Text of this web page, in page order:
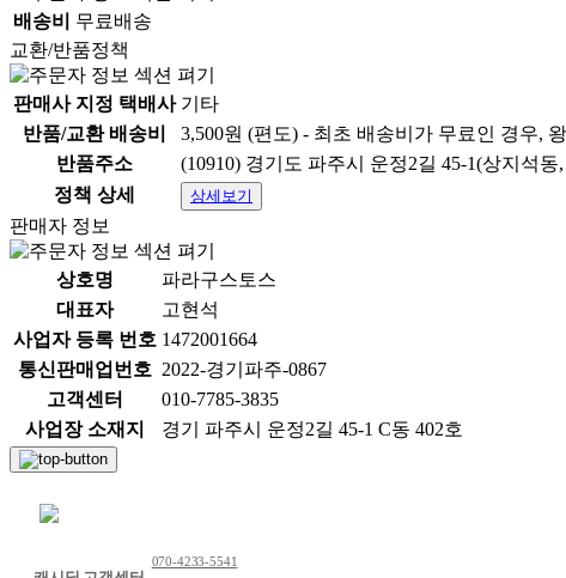
배송비
무료배송
교환/반품정책
판매사 지정 택배사 기타
반품/교환 배송비
3,500원 (편도) - 최초 배송비가 무료인 경우,
반품주소
(10910) 경기도 파주시 운정2길 45-1(상지석동
정책 상세
상세보기
판매자 정보
상호명
파라구스토스
대표자
고현석
사업자 등록 번호 1472001664
통신판매업번호 2022-경기파주-0867
고객센터
010-7785-3835
사업장 소재지
경기 파주시 운정2길 45-1 C동 402호
070-4233-5541